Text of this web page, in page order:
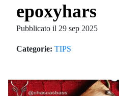
epoxyhars
Pubblicato il 29 sep 2025
Categorie: TIPS